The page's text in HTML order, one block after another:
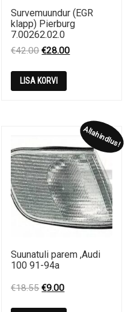
Survemuundur (EGR
klapp) Pierburg
7.00262.02.0
€42.00 Original
was:
€42.00.
€28.00Current
LISA KORVI
Allahindlus!
Suunatuli parem ,Audi
100 91-94a
€18.55 Original
€9.00Current